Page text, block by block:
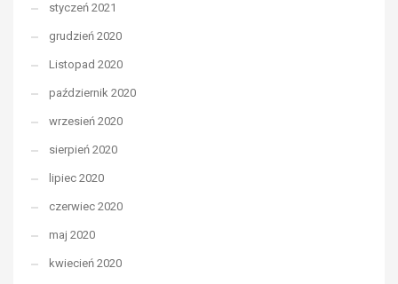
styczeń 2021
grudzień 2020
Listopad 2020
październik 2020
wrzesień 2020
sierpień 2020
lipiec 2020
czerwiec 2020
maj 2020
kwiecień 2020